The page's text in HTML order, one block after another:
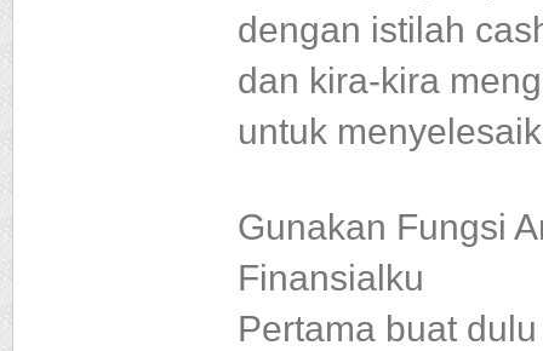
dengan istilah
dan kira-kira
untuk
Gunakan Fungsi
Finansialku
Pertama buat